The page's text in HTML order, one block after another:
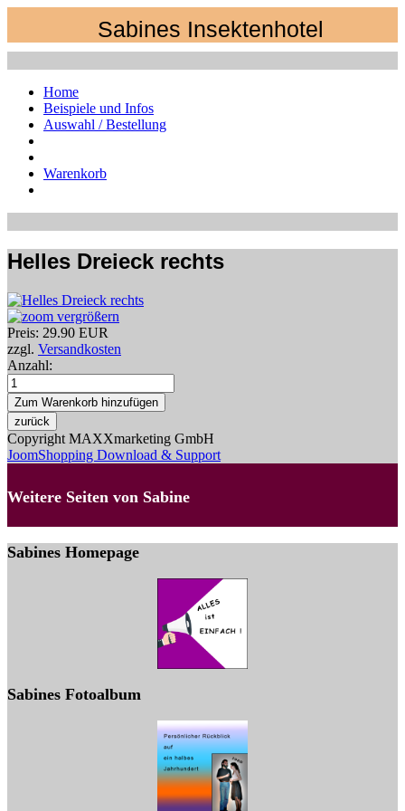
Sabines Insektenhotel
Home
Beispiele und Infos
Auswahl / Bestellung
Warenkorb
Helles Dreieck rechts
vergrößern
Preis: 29.90 EUR
zzgl. Versandkosten
Anzahl:
Copyright MAXXmarketing GmbH
JoomShopping Download & Support
Weitere Seiten von Sabine
Sabines Homepage
Sabines Fotoalbum